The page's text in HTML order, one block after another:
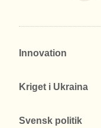
Innovation
Kriget i Ukraina
Svensk politik